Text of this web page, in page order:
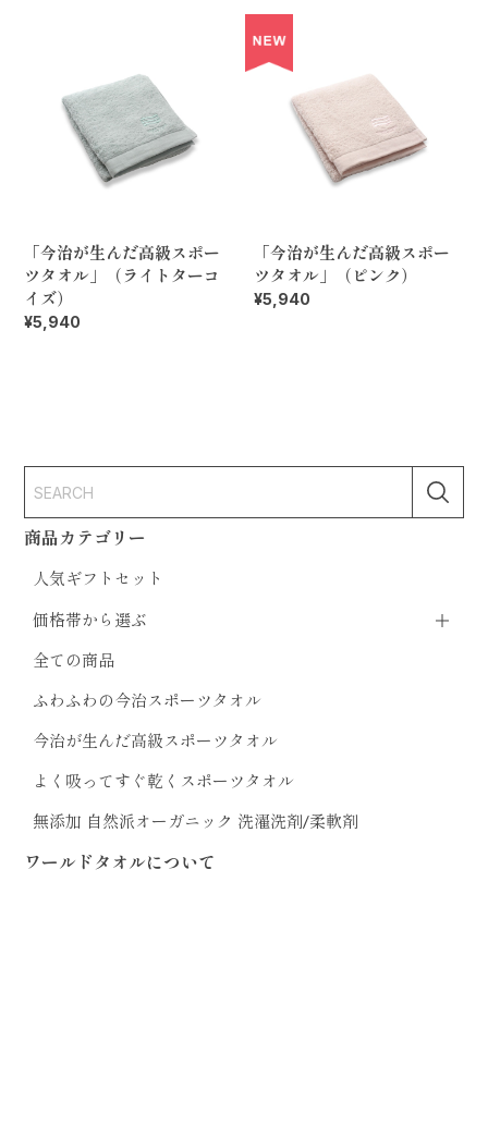
商品カテゴリー
人気ギフトセット
価格帯から選ぶ
全ての商品
ふわふわの今治スポーツタオル
今治が生んだ高級スポーツタオル
よく吸ってすぐ乾くスポーツタオル
無添加 自然派オーガニック 洗濯洗剤/柔軟剤
ワールドタオルについて
「今治が生んだ高級スポー
ツタオル」（ライトターコ
イズ）
¥5,940
「今治が生んだ高級スポー
ツタオル」（ピンク）
¥5,940